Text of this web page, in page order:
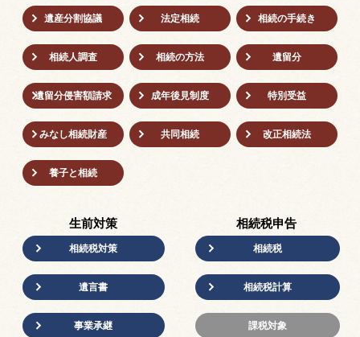
遺産分割協議 法定相続 相続の⼿続き
相続人調査 相続の方法 遺留分
遺留分侵害額請求 成年後⾒制度 特別受益
みなし相続財産 共同相続 改正相続法
養子と相続
生前対策
相続税対策
遺言書
事業承継
相続税申告
相続税
相続税計算
課税対象